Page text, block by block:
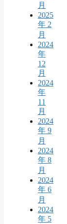
月
2025
年 2
月
2024
年
12
月
2024
年
11
月
2024
年 9
月
2024
年 8
月
2024
年 6
月
2024
年 5